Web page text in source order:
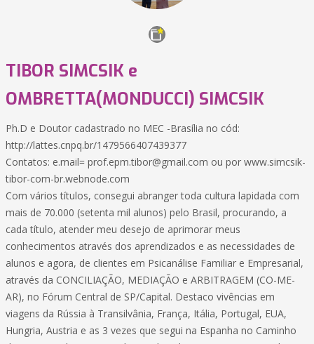
TIBOR SIMCSIK e
OMBRETTA(MONDUCCI) SIMCSIK
Ph.D e Doutor cadastrado no MEC -Brasília no cód:
http://lattes.cnpq.br/1479566407439377
Contatos: e.mail= prof.epm.tibor@gmail.com ou por www.simcsik-
tibor-com-br.webnode.com
Com vários títulos, consegui abranger toda cultura lapidada com
mais de 70.000 (setenta mil alunos) pelo Brasil, procurando, a
cada título, atender meu desejo de aprimorar meus
conhecimentos através dos aprendizados e as necessidades de
alunos e agora, de clientes em Psicanálise Familiar e Empresarial,
através da CONCILIAÇÃO, MEDIAÇÃO e ARBITRAGEM (CO-ME-
AR), no Fórum Central de SP/Capital. Destaco vivências em
viagens da Rússia à Transilvânia, França, Itália, Portugal, EUA,
Hungria, Austria e as 3 vezes que segui na Espanha no Caminho